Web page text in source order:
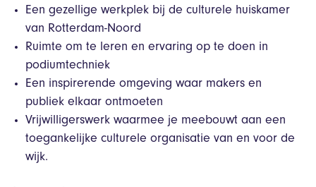
Een gezellige werkplek bij de culturele huiskamer
van Rotterdam-Noord
Ruimte om te leren en ervaring op te doen in
podiumtechniek
Een inspirerende omgeving waar makers en
publiek elkaar ontmoeten
Vrijwilligerswerk waarmee je meebouwt aan een
toegankelijke culturele organisatie van en voor de
wijk.